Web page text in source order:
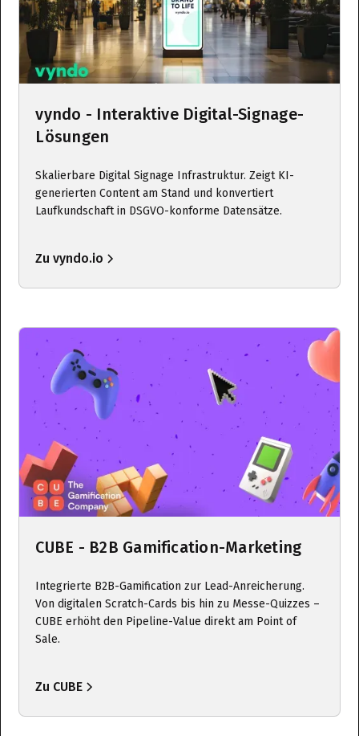
vyndo - Interaktive Digital-Signage-
Lösungen
Skalierbare Digital Signage Infrastruktur. Zeigt KI-
generierten Content am Stand und konvertiert
Laufkundschaft in DSGVO-konforme Datensätze.
Zu vyndo.io
CUBE - B2B Gamification-Marketing
Integrierte B2B-Gamification zur Lead-Anreicherung.
Von digitalen Scratch-Cards bis hin zu Messe-Quizzes –
CUBE erhöht den Pipeline-Value direkt am Point of
Sale.
Zu CUBE